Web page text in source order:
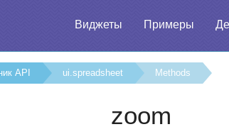
Виджеты Примеры
API ui.spreadsheet Methods
zoom